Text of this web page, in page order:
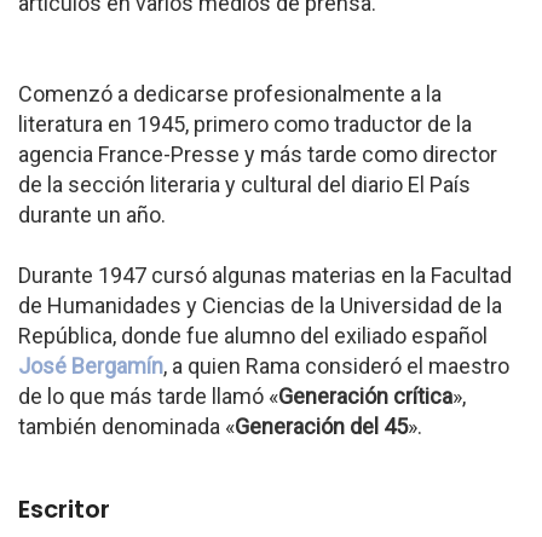
Comenzó a dedicarse profesionalmente a la
literatura en 1945, primero como traductor de la
agencia France-Presse y más tarde como director
de la sección literaria y cultural del diario El País
durante un año.
Durante 1947 cursó algunas materias en la Facultad
de Humanidades y Ciencias de la Universidad de la
República, donde fue alumno del exiliado español
José Bergamín, a quien Rama consideró el maestro
de lo que más tarde llamó «Generación crítica»,
también denominada «Generación del 45».
Escritor